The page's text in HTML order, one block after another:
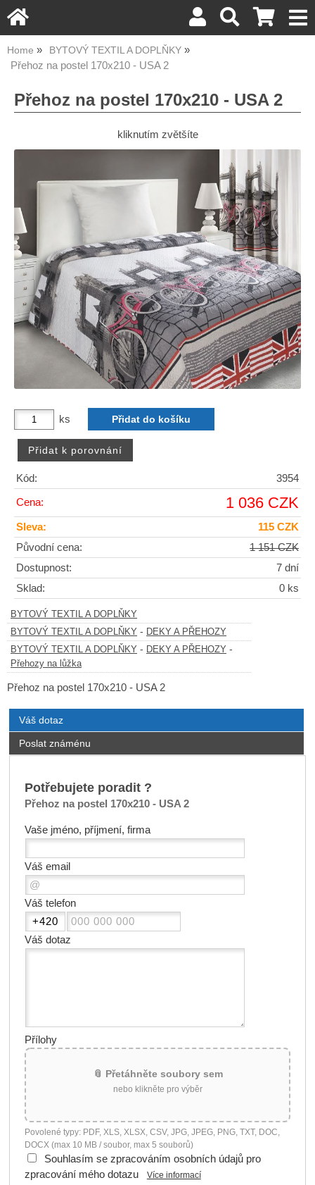
Home BYTOVÝ TEXTIL A DOPLŇKY
Přehoz na postel 170x210 - USA 2
Přehoz na postel 170x210 - USA 2
kliknutím zvětšíte
ks
Kód: 3954
Cena: 1 036 CZK
Sleva:
115 CZK
Původní cena:
1 151 CZK
Dostupnost:
7 dní
Sklad:
0 ks
BYTOVÝ TEXTIL A DOPLŇKY
BYTOVÝ TEXTIL A DOPLŇKY - DEKY A PŘEHOZY
BYTOVÝ TEXTIL A DOPLŇKY - DEKY A PŘEHOZY -
Přehozy na lůžka
Přehoz na postel 170x210 - USA 2
Váš dotaz
Poslat známénu
Potřebujete poradit ?
Přehoz na postel 170x210 - USA 2
Vaše jméno, příjmení, firma
Váš email
Váš telefon
Váš dotaz
Přílohy
📎 Přetáhněte soubory sem
nebo klikněte pro výběr
Povolené typy: PDF, XLS, XLSX, CSV, JPG, JPEG, PNG, TXT, DOC,
DOCX (max 10 MB / soubor, max 5 souborů)
Souhlasím se zpracováním osobních údajů pro
zpracování mého dotazu
Více informací